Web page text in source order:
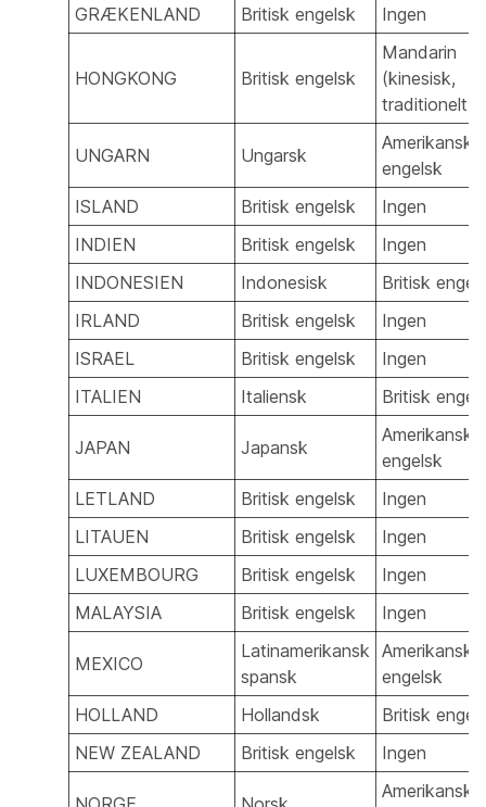
GRÆKENLAND
Britisk engelsk Ingen
HONGKONG Britisk engelsk
Mandarin
(kinesisk,
traditionelt)
UNGARN Ungarsk
Amerikansk
engelsk
ISLAND
Britisk engelsk
Ingen
INDIEN
Britisk engelsk
Ingen
INDONESIEN
Indonesisk
Britisk
IRLAND
Britisk engelsk
Ingen
ISRAEL
Britisk engelsk
Ingen
ITALIEN
Italiensk Britisk
JAPAN Japansk
Amerikansk
engelsk
LETLAND
Britisk engelsk
Ingen
LITAUEN
Britisk engelsk
Ingen
LUXEMBOURG
Britisk engelsk
Ingen
MALAYSIA
Britisk engelsk Ingen
MEXICO
Latinamerikansk
spansk
Amerikansk
engelsk
HOLLAND
Hollandsk
Britisk
NEW ZEALAND
Britisk engelsk Ingen
Amerikansk